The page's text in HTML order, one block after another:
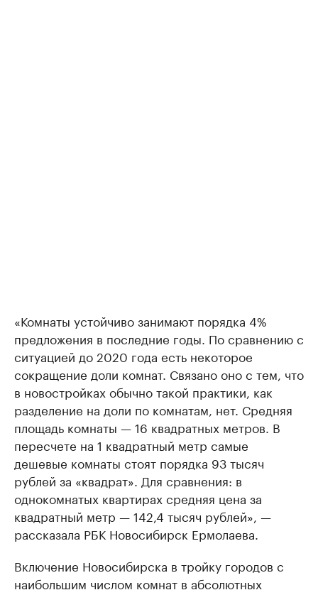
«Комнаты устойчиво занимают порядка 4%
предложения в последние годы. По сравнению с
ситуацией до 2020 года есть некоторое
сокращение доли комнат. Связано оно с тем, что
в новостройках обычно такой практики, как
разделение на доли по комнатам, нет. Средняя
площадь комнаты — 16 квадратных метров. В
пересчете на 1 квадратный метр самые
дешевые комнаты стоят порядка 93 тысяч
рублей за «квадрат». Для сравнения: в
однокомнатых квартирах средняя цена за
квадратный метр — 142,4 тысяч рублей», —
рассказала РБК Новосибирск Ермолаева.
Включение Новосибирска в тройку городов с
наибольшим числом комнат в абсолютных